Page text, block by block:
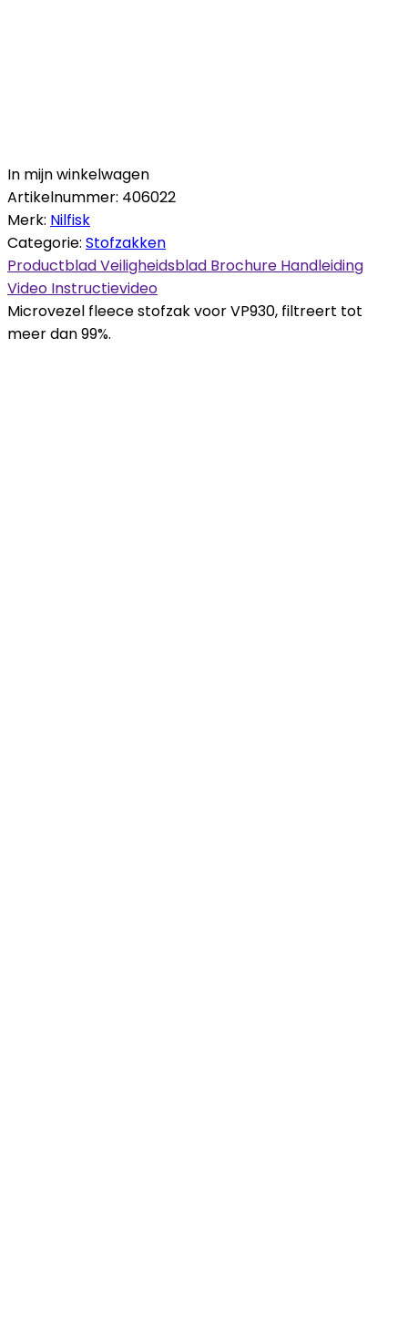
In mijn winkelwagen
Artikelnummer: 406022
Merk: Nilfisk
Categorie: Stofzakken
ProductbladVeiligheidsblad Brochure Handleiding
Video Instructievideo
Microvezel fleece stofzak voor VP930, filtreert tot
meer dan 99%.